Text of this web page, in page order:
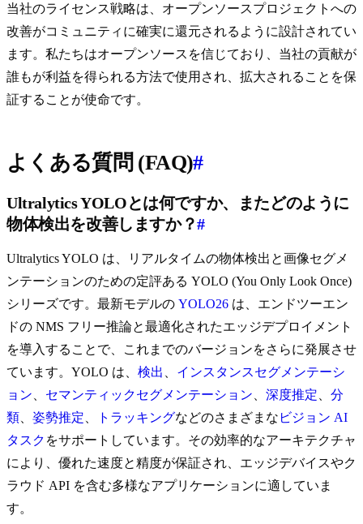
当社のライセンス戦略は、オープンソースプロジェクトへの
改善がコミュニティに確実に還元されるように設計されてい
ます。私たちはオープンソースを信じており、当社の貢献が
誰もが利益を得られる方法で使用され、拡大されることを保
証することが使命です。
よくある質問 (FAQ)#
Ultralytics YOLOとは何ですか、またどのように
物体検出を改善しますか？#
Ultralytics YOLO は、リアルタイムの物体検出と画像セグメ
ンテーションのための定評ある YOLO (You Only Look Once)
シリーズです。最新モデルの YOLO26 は、エンドツーエン
ドの NMS フリー推論と最適化されたエッジデプロイメント
を導入することで、これまでのバージョンをさらに発展させ
ています。YOLO は、 検出
インスタンスセグメンテーシ
ョン
セマンティックセグメンテーション 深度推定
分
類
姿勢推定 トラッキングなどのさまざまな ビジョン AI
タスク をサポートしています。その効率的なアーキテクチャ
により、優れた速度と精度が保証され、エッジデバイスやク
ラウド API を含む多様なアプリケーションに適していま
す。